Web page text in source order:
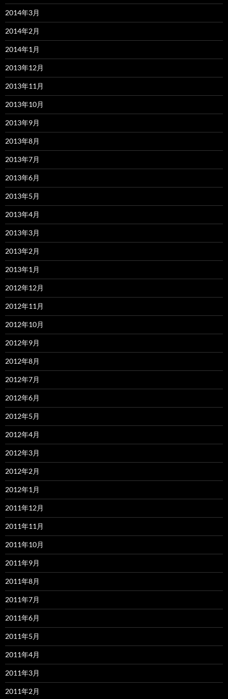
2014年3月
2014年2月
2014年1月
2013年12月
2013年11月
2013年10月
2013年9月
2013年8月
2013年7月
2013年6月
2013年5月
2013年4月
2013年3月
2013年2月
2013年1月
2012年12月
2012年11月
2012年10月
2012年9月
2012年8月
2012年7月
2012年6月
2012年5月
2012年4月
2012年3月
2012年2月
2012年1月
2011年12月
2011年11月
2011年10月
2011年9月
2011年8月
2011年7月
2011年6月
2011年5月
2011年4月
2011年3月
2011年2月